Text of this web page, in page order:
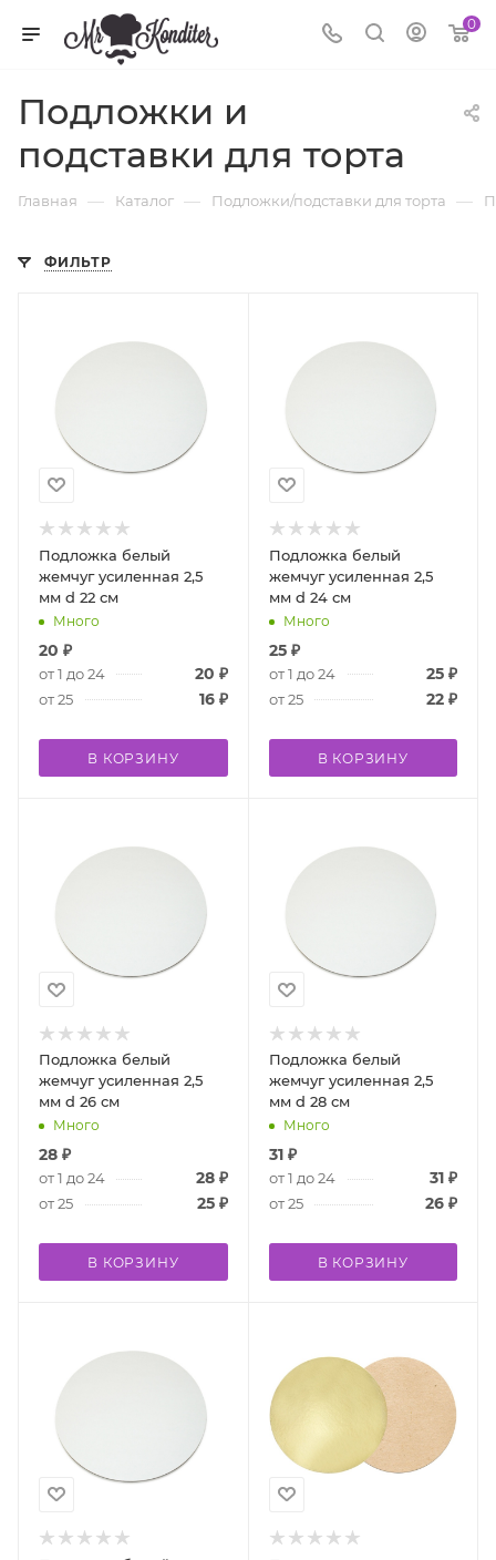
0
Подложки и
подставки для торта
Главная — Каталог — Подложки/подставки для торта —
ФИЛЬТР
Подложка белый
жемчуг усиленная 2,5
мм d 22 см
Много
20 ₽
от 1 до 24 20 ₽
от 25 16₽
В КОРЗИНУ
Подложка белый
жемчуг усиленная 2,5
мм d 24 см
Много
25₽
от 1 до 24 25 ₽
от 25 22 ₽
В КОРЗИНУ
Подложка белый
жемчуг усиленная 2,5
мм d 26 см
Много
28 ₽
от 1 до 24 28₽
от 25 25₽
В КОРЗИНУ
Подложка белый
жемчуг усиленная 2,5
мм d 28 см
Много
31₽
от 1 до 24 31 ₽
от 25 26 ₽
В КОРЗИНУ